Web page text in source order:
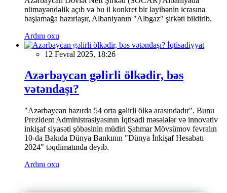
nümayəndəlik açıb və bu il konkret bir layihənin icrasına
başlamağa hazırlaşır, Albaniyanın "Albgaz" şirkəti bildirib.
Ardını oxu
İqtisadiyyat
12 Fevral 2025, 18:26
Azərbaycan gəlirli ölkədir, bəs
vətəndaşı?
"Azərbaycan hazırda 54 orta gəlirli ölkə arasındadır". Bunu
Prezident Administrasiyasının İqtisadi məsələlər və innovativ
inkişaf siyasəti şöbəsinin müdiri Şahmar Mövsümov fevralın
10-da Bakıda Dünya Bankının "Dünya İnkişaf Hesabatı
2024" təqdimatında deyib.
Ardını oxu